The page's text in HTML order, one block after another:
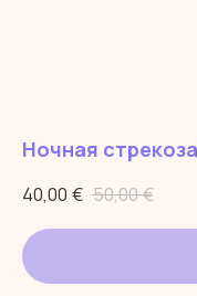
Ночная
40,00 € 50,00€